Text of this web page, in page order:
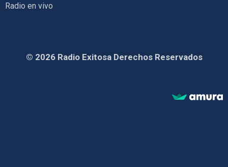
Radio en vivo
© 2026 Radio Exitosa Derechos Reservados